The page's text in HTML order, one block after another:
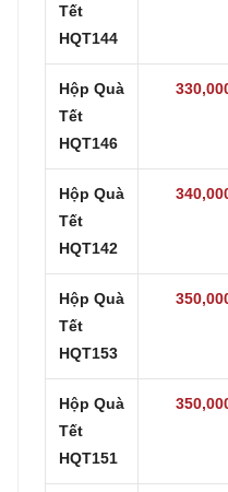
Tết
HQT144
Hộp Quà
Tết
HQT146
Hộp Quà
Tết
HQT142
Hộp Quà
Tết
HQT153
Hộp Quà
Tết
HQT151